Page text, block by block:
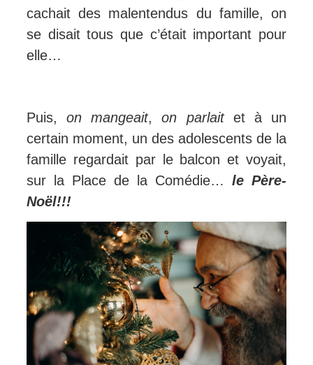
cachait des malentendus du famille, on
se disait tous que c’était important pour
elle…
Puis,on mangeait,on parlaitet à un
certain moment, un des adolescents de la
famille regardait par le balcon et voyait,
sur la Place de la Comédie… le Père-
Noël!!!